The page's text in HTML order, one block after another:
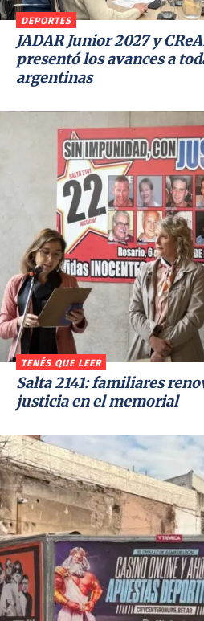
DEPORTES
JADAR Junior 2027 y
presentó los avances a
argentinas
TENÉS QUE LEER
Salta 2141: familiares
justicia en el memorial